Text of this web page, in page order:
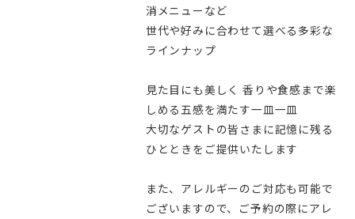
消メニューなど
世代や好みに合わせて選べる多彩な
ラインナップ
見た目にも美しく 香りや食感まで楽
しめる五感を満たす一皿一皿
大切なゲストの皆さまに記憶に残る
ひとときをご提供いたします
また、アレルギーのご対応も可能で
ございますので、ご予約の際にアレ